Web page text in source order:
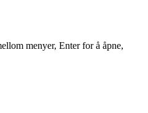
menyer, Enter for å åpne,